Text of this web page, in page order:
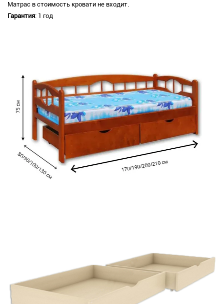
Матрас в стоимость кровати не входит.
Гарантия: 1 год